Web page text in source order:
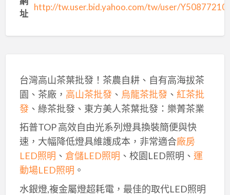
址
http://tw.user.bid.yahoo.com/tw/user/
台灣高山茶葉批發！茶農自耕、自有高海拔茶
園、茶廠， 高山茶批發、 烏龍茶批發、 紅茶批
發、綠茶批發、東方美人茶葉批發：樂菁茶業
拓普TOP 高效自由光系列燈具換裝簡便與快
速，大幅降低燈具維護成本，非常適合廠房
LED照明 、 倉儲LED照明 、校園LED照明、 運
動場LED照明 。
水銀燈,複金屬燈超耗電，最佳的取代LED照明